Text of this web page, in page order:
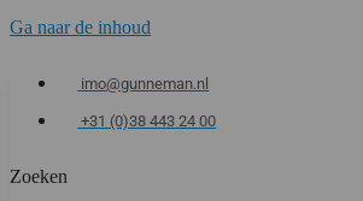
Ga naar de inhoud
imo@gunneman.nl
+31 (0)38 443 24 00
Zoeken